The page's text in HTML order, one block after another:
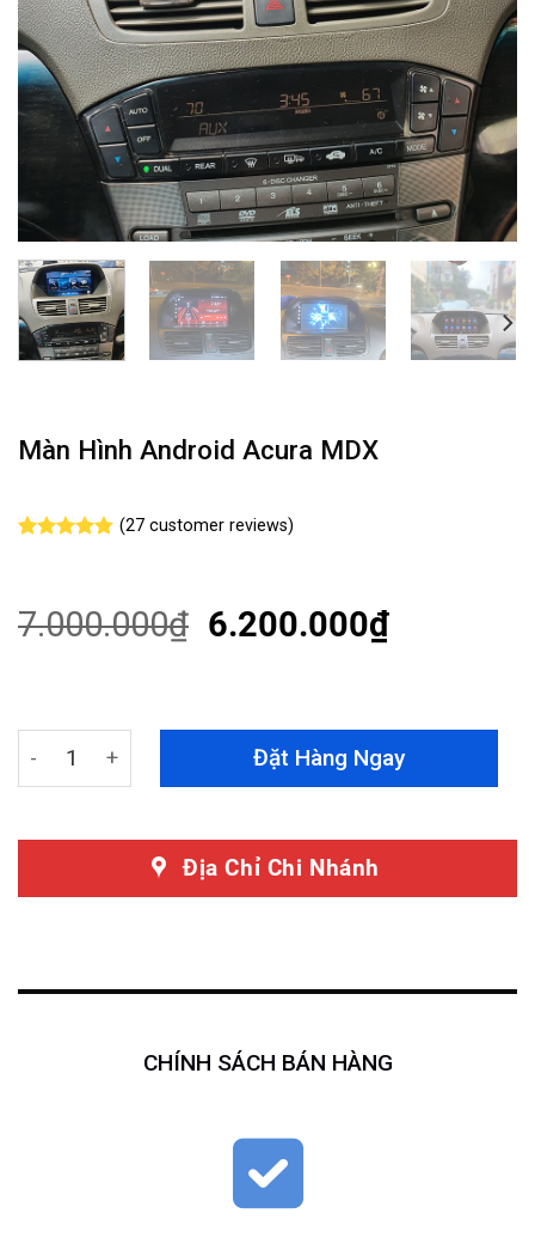
Màn Hình Android Acura MDX
customer
ratings
(27customer reviews)
7.000.000₫ 6.200.000₫
Màn Hình Android Acura MDX quantity
Đặt Hàng Ngay
Địa Chỉ Chi Nhánh
CHÍNH SÁCH BÁN HÀNG